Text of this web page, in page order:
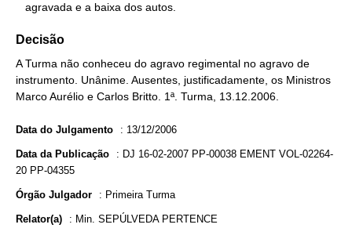
   agravada e a baixa dos autos.
Decisão
A Turma não conheceu do agravo regimental no agravo de
instrumento. Unânime. Ausentes, justificadamente, os Ministros
Marco Aurélio e Carlos Britto. 1ª. Turma, 13.12.2006.
Data do Julgamento : 13/12/2006
Data da Publicação : DJ 16-02-2007 PP-00038 EMENT VOL-02264-
20 PP-04355
Órgão Julgador : Primeira Turma
Relator(a) : Min. SEPÚLVEDA PERTENCE